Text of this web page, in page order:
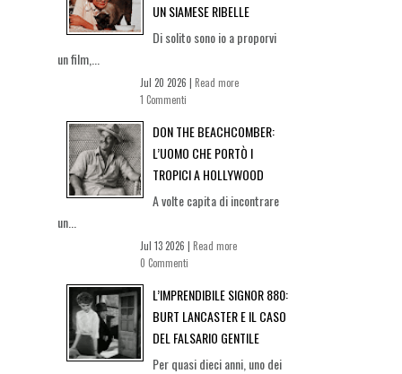
UN SIAMESE RIBELLE
Di solito sono io a proporvi
un film,...
Jul 20 2026 | Read more
1 Commenti
DON THE BEACHCOMBER:
L’UOMO CHE PORTÒ I
TROPICI A HOLLYWOOD
A volte capita di incontrare
un...
Jul 13 2026 | Read more
0 Commenti
L’IMPRENDIBILE SIGNOR 880:
BURT LANCASTER E IL CASO
DEL FALSARIO GENTILE
Per quasi dieci anni, uno dei